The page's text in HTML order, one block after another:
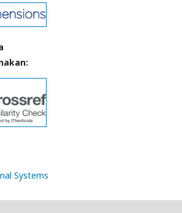
Systems